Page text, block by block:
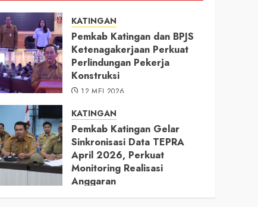
KATINGAN
Pemkab Katingan dan BPJS
Ketenagakerjaan Perkuat
Perlindungan Pekerja
Konstruksi
12 MEI 2026
KATINGAN
Pemkab Katingan Gelar
Sinkronisasi Data TEPRA
April 2026, Perkuat
Monitoring Realisasi
Anggaran
11 MEI 2026